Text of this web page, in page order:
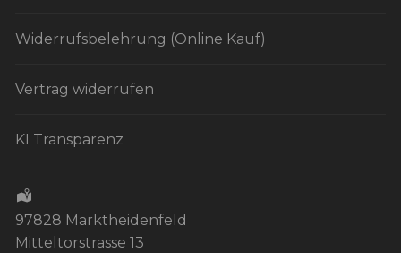
Widerrufsbelehrung (Online Kauf)
Vertrag widerrufen
KI Transparenz
97828 Marktheidenfeld
Mitteltorstrasse 13